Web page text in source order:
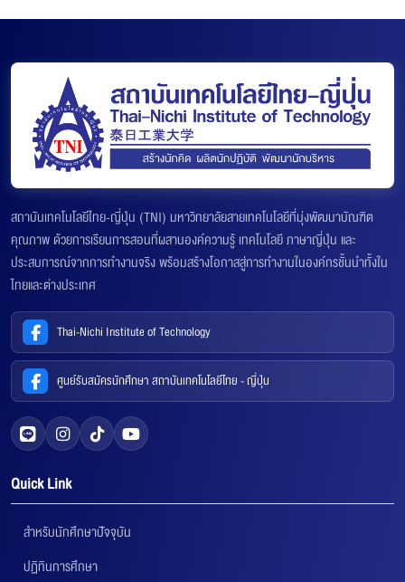
สถาบันเทคโนโลยีไทย-ญี่ปุ่น (TNI) มหาวิทยาลัยสายเทคโนโลยีที่มุ่งพัฒนาบัณฑิต
คุณภาพ ด้วยการเรียนการสอนที่ผสานองค์ความรู้ เทคโนโลยี ภาษาญี่ปุ่น และ
ประสบการณ์จากการทำงานจริง พร้อมสร้างโอกาสสู่การทำงานในองค์กรชั้นนำทั้งใน
ไทยและต่างประเทศ
Thai-Nichi Institute of Technology
ศูนย์รับสมัครนักศึกษา สถาบันเทคโนโลยีไทย - ญี่ปุ่น
Quick Link
สำหรับนักศึกษาปัจจุบัน
ปฏิทินการศึกษา